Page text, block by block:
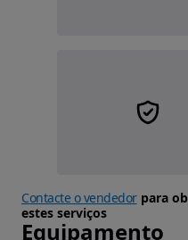
Contacte o vendedorpara
estes serviços
Equipamento